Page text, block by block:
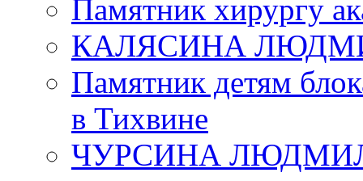
Памятник хирургу
КАЛЯСИНА
Памятник детям
в Тихвине
ЧУРСИНА